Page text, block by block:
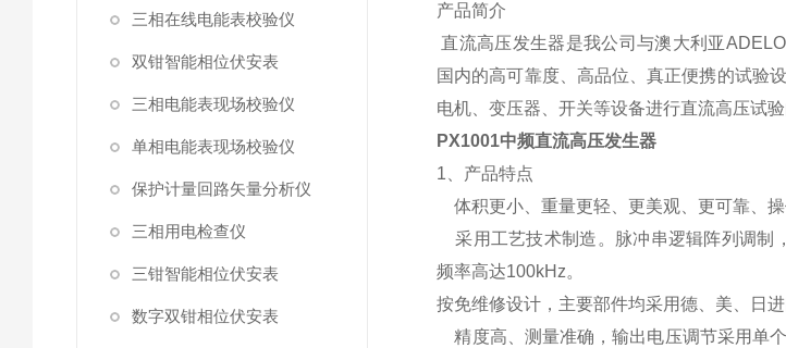
三相在线电能表校验仪
双钳智能相位伏安表
三相电能表现场校验仪
单相电能表现场校验仪
保护计量回路矢量分析仪
三相用电检查仪
三钳智能相位伏安表
数字双钳相位伏安表
产品简介
直流高压发生器是我公司与澳大利亚
国内的高可靠度、高品位、真正便携的试验
电机、变压器、开关等设备进行直流高压试验
PX1001中频直流高压发生器
1、产品特点
体积更小、重量更轻、更美观、更可靠、
采用工艺技术制造。脉冲串逻辑阵列调制
频率高达100kHz。
按免维修设计，主要部件均采用德、美、日
精度高、测量准确，输出电压调节采用单